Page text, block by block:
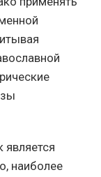
является
наиболее